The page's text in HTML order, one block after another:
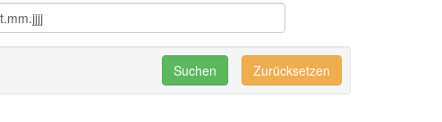
Zurücksetzen